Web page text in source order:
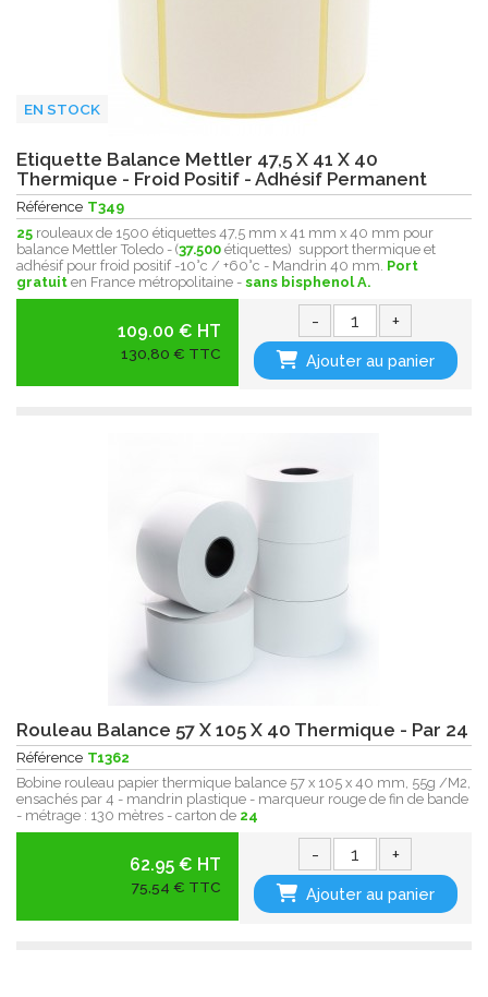
EN STOCK
Etiquette Balance Mettler 47,5 X 41 X 40
Thermique - Froid Positif - Adhésif Permanent
Référence T349
25 rouleaux de 1500 étiquettes 47,5 mm x 41 mm x 40 mm pour
balance Mettler Toledo - (37.500 étiquettes) support thermique et
adhésif pour froid positif -10°c / +60°c - Mandrin 40 mm. Port
gratuit en France métropolitaine - sans bisphenol A.
109.00 € HT
130,80 € TTC
- +
Ajouter au panier
Rouleau Balance 57 X 105 X 40 Thermique - Par 24
Référence T1362
Bobine rouleau papier thermique balance 57 x 105 x 40 mm, 55g /M2,
ensachés par 4 - mandrin plastique - marqueur rouge de fin de bande
- métrage : 130 mètres - carton de 24
62.95 € HT
75,54 € TTC
- +
Ajouter au panier